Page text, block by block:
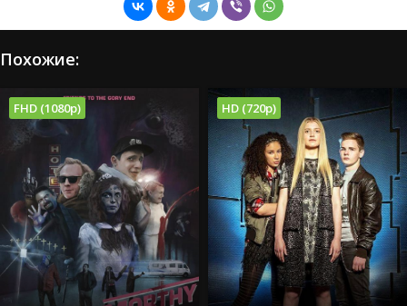
Похожие:
FHD (1080p) HD (720p)